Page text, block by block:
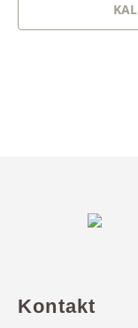
Kontakt